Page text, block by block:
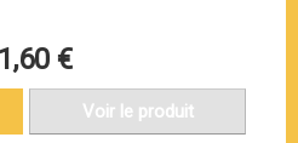
€
Voir le produit